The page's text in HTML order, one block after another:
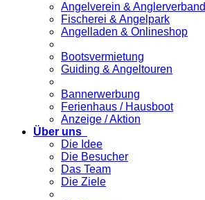
Angelverein & Anglerverband
Fischerei & Angelpark
Angelladen & Onlineshop
Bootsvermietung
Guiding & Angeltouren
Bannerwerbung
Ferienhaus / Hausboot
Anzeige / Aktion
Über uns
Die Idee
Die Besucher
Das Team
Die Ziele